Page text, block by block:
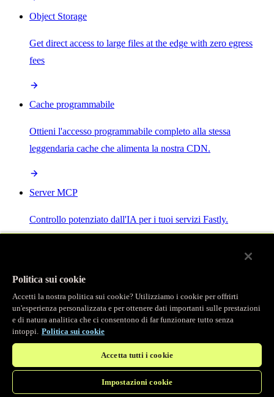
Object Storage
Get direct access to large files at the edge with zero egress
fees
Cache programmabile
Ottieni l'accesso programmabile completo alla stessa
leggendaria cache che alimenta la nostra CDN.
Server MCP
Controllo potenziato dall'IA per i tuoi servizi Fastly.
Main menu
/ Prodotti
Osservabilità
Logging in tempo reale
Politica sui cookie
Accetti la nostra politica sui cookie? Utilizziamo i cookie per offrirti
un'esperienza personalizzata e per ottenere dati importanti sulle prestazioni
e di natura analitica che ci consentono di far funzionare tutto senza
intoppi. Politica sui cookie
Accetta tutti i cookie
Impostazioni cookie